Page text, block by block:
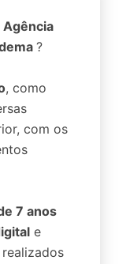
Agência
?
, como
com os
7 anos
e